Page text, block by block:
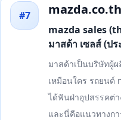
#7 mazda.co.th
mazda sales
มาสด้า เซลส์ (ป
มาสด้าเป็นบริษัทผู้
เหมือนใคร รถยนต์
ได้ฟันฝ่าอุปสรรคต่
และนี่คือแนวทางก